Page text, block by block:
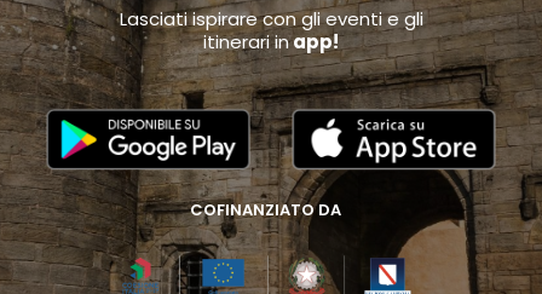
Lasciati ispirare con gli eventi e gli
itinerari inapp!
COFINANZIATO DA